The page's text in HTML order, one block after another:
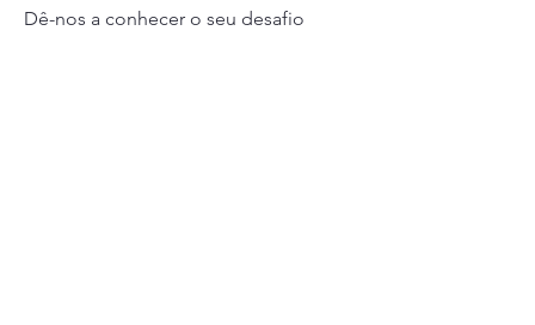
Dê-nos a conhecer o seu desafio